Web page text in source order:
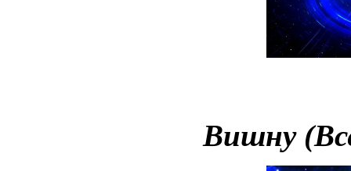
Вишну